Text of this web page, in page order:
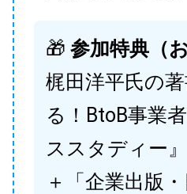
🎁 参加特典（
梶田洋平氏の
る！BtoB事業
ススタディー』
＋「企業出版